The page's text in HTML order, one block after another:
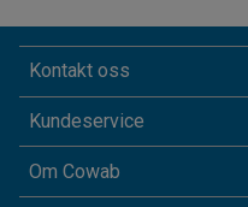
Kontakt oss
Kundeservice
Om Cowab